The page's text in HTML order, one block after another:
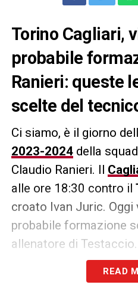
Torino Cagliari,
probabile
Ranieri: queste
scelte del
Ci siamo, è il giorno
2023-2024della
Claudio Ranieri. Il
alle ore 18:30 contro il
croato Ivan Juric.
probabile formazione
allenatore di Testaccio.
Radunovic;READ